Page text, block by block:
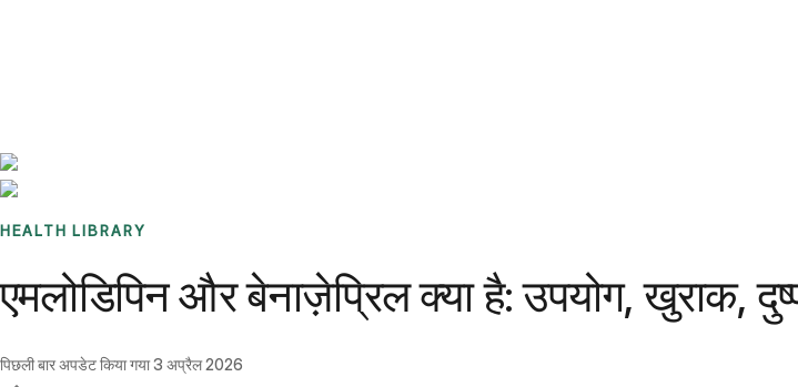
HEALTH LIBRARY
एमलोडिपिन और बेनाज़ेप्रिल क्या है: उपयोग, खुराक,
पिछली बार अपडेट किया गया3 अप्रैल 2026